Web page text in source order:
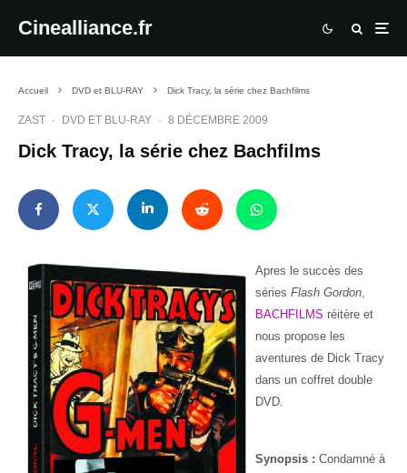
Cinealliance.fr
Accueil DVD et BLU-RAY Dick Tracy, la série chez Bachfilms
ZAST · DVD ET BLU-RAY · 8 DÉCEMBRE 2009
Dick Tracy, la série chez Bachfilms
Apres le succès des
séries Flash Gordon,
BACHFILMS réitère et
nous propose les
aventures de Dick Tracy
dans un coffret double
DVD.
Synopsis : Condamné à